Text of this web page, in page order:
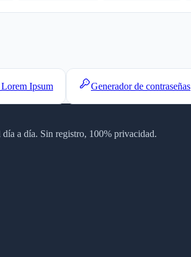
Ipsum Generador de contraseñas
a día. Sin registro, 100% privacidad.